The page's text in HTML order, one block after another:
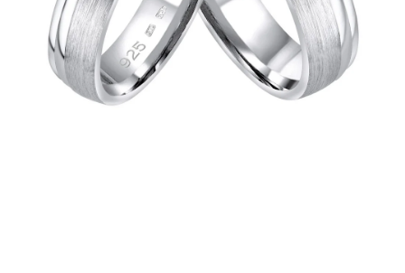
Doprava a platba Vrátenie, výmena, reklamácia
Kontakt
Obchodné podmienky
Ochrana súkromia